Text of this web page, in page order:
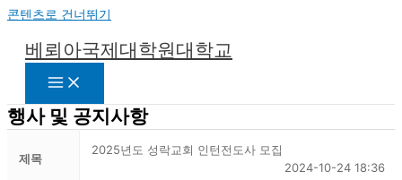
콘텐츠로 건너뛰기
베뢰아국제대학원대학교
행사 및 공지사항
제목
2025년도 성락교회 인턴전도사 모집
2024-10-24 18:36